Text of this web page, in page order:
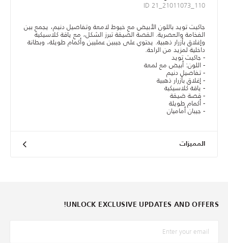
ID 21_21011073_110
جاكيت تويد باللون الأبيض مع خيوط لامعة وتفاصيل دنيم، يجمع بين
الفخامة والعصرية. القصة الضيقة تبرز الشكل، مع ياقة كلاسيكية
وإغلاق بأزرار ذهبية. يحتوي على جيبين عمليين وأكمام طويلة، وبطانة
داخلية لمزيد من الراحة.
- جاكيت تويد
- اللون: أبيض مع لمعة
- تفاصيل دنيم
- إغلاق بأزرار ذهبية
- ياقة كلاسيكية
- قصة ضيقة
- أكمام طويلة
- جيبان أماميان
المميزات
UNLOCK EXCLUSIVE UPDATES AND OFFERS!
*البريد الإلكترونيّ